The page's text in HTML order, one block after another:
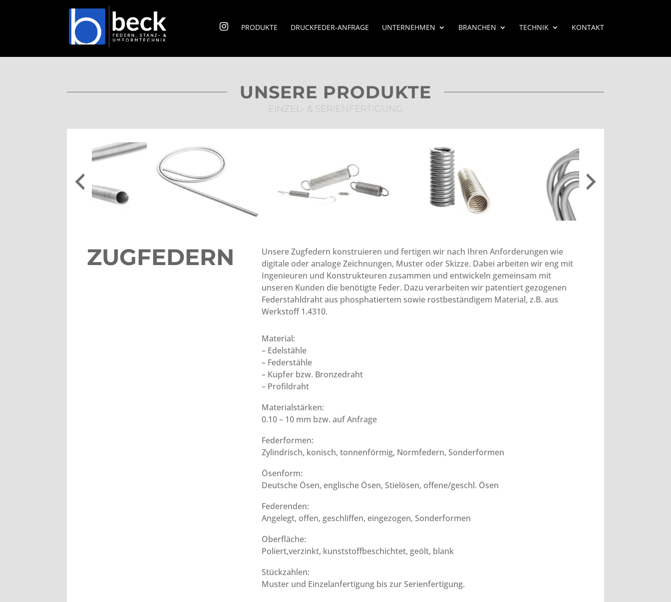
PRODUKTE DRUCKFEDER-ANFRAGE UNTERNEHMEN BRANCHEN TECHNIK KONTAKT
UNSERE PRODUKTE
EINZEL- & SERIENFERTIGUNG
ZUGFEDERN
Unsere Zugfedern konstruieren und fertigen wir nach Ihren Anforderungen wie
digitale oder analoge Zeichnungen, Muster oder Skizze. Dabei arbeiten wir eng mit
Ingenieuren und Konstrukteuren zusammen und entwickeln gemeinsam mit
unseren Kunden die benötigte Feder. Dazu verarbeiten wir patentiert gezogenen
Federstahldraht aus phosphatiertem sowie rostbeständigem Material, z.B. aus
Werkstoff 1.4310.
Material:
– Edelstähle
– Federstähle
– Kupfer bzw. Bronzedraht
– Profildraht
Materialstärken:
0.10 – 10 mm bzw. auf Anfrage
Federformen:
Zylindrisch, konisch, tonnenförmig, Normfedern, Sonderformen
Ösenform:
Deutsche Ösen, englische Ösen, Stielösen, offene/geschl. Ösen
Federenden:
Angelegt, offen, geschliffen, eingezogen, Sonderformen
Oberfläche:
Poliert,verzinkt, kunststoffbeschichtet, geölt, blank
Stückzahlen:
Muster und Einzelanfertigung bis zur Serienfertigung.